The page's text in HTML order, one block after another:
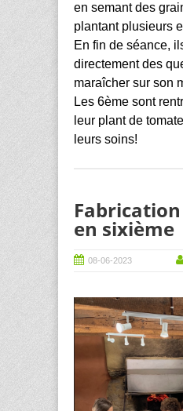
en semant des
plantant plusieurs
En fin de séance,
directement des
maraîcher sur son
Les 6ème sont
leur plant de
leurs soins!
en sixième
08-06-2023